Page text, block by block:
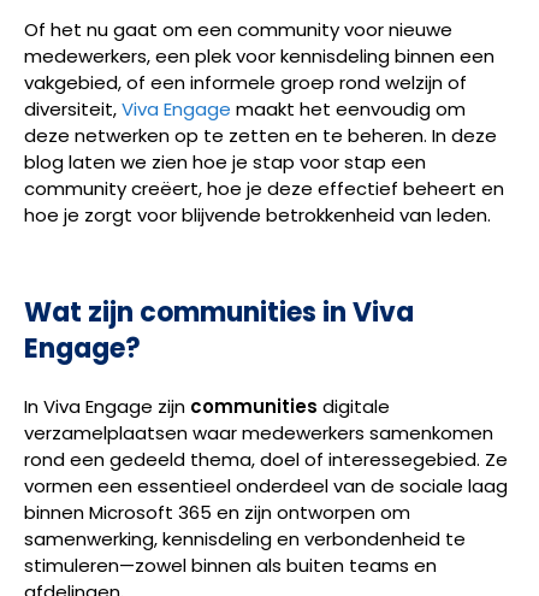
Of het nu gaat om een community voor nieuwe
medewerkers, een plek voor kennisdeling binnen een
vakgebied, of een informele groep rond welzijn of
diversiteit,Viva Engage maakt het eenvoudig om
deze netwerken op te zetten en te beheren. In deze
blog laten we zien hoe je stap voor stap een
community creëert, hoe je deze effectief beheert en
hoe je zorgt voor blijvende betrokkenheid van leden.
Wat zijn communities in Viva
Engage?
In Viva Engage zijn communities digitale
verzamelplaatsen waar medewerkers samenkomen
rond een gedeeld thema, doel of interessegebied. Ze
vormen een essentieel onderdeel van de sociale laag
binnen Microsoft 365 en zijn ontworpen om
samenwerking, kennisdeling en verbondenheid te
stimuleren—zowel binnen als buiten teams en